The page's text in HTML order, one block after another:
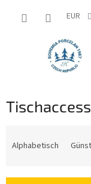
EUR
Alphabetisch